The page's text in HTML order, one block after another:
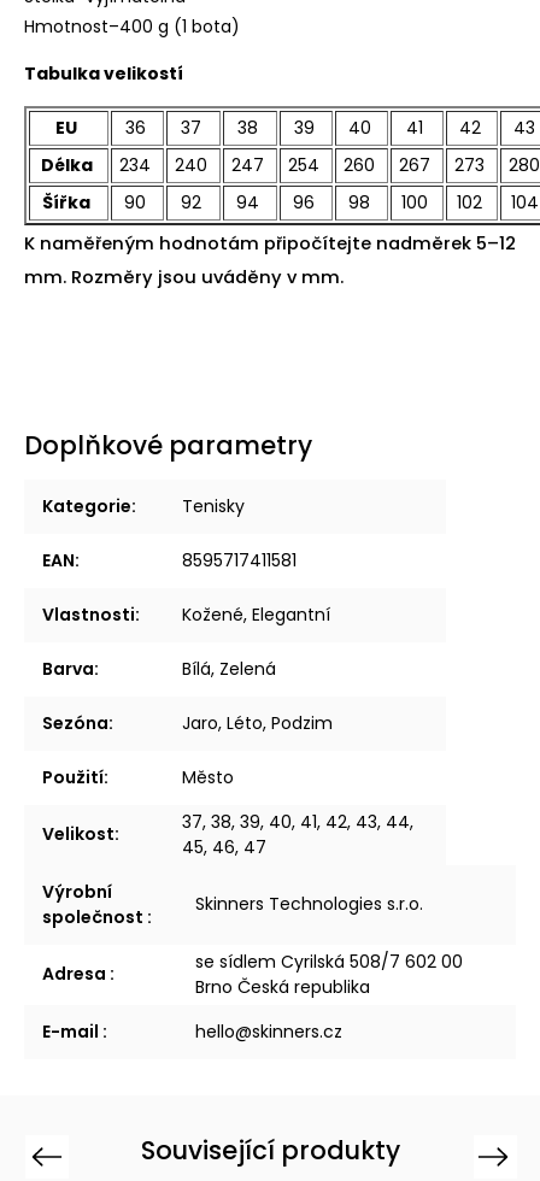
Hmotnost–400 g (1 bota)
Tabulka velikostí
EU 36 37 38 39 40 41 42
43
Délka
234 240 247 254 260 267 273
280
Šířka
90 92 94 96 98 100 102
104
K naměřeným hodnotám připočítejte nadměrek 5–12
mm. Rozměry jsou uváděny v mm.
Doplňkové parametry
Kategorie: Tenisky
EAN: 8595717411581
Vlastnosti: Kožené, Elegantní
Barva: Bílá, Zelená
Sezóna: Jaro, Léto, Podzim
Použití: Město
Velikost:
37, 38, 39, 40, 41, 42, 43, 44,
45, 46, 47
Výrobní
společnost :
Skinners Technologies s.r.o.
Adresa :
se sídlem Cyrilská 508/7 602 00
Brno Česká republika
E-mail : hello@skinners.cz
Související produkty
Previous Next